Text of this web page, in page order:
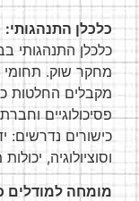
כלכלן התנהגותי:
כלכלן התנהגותי
מחקר שוק. תחומי
מקבלים החלטות
פסיכולוגיים
כישורים נדרשים:
וסוציולוגיה,
מומחה למודלים